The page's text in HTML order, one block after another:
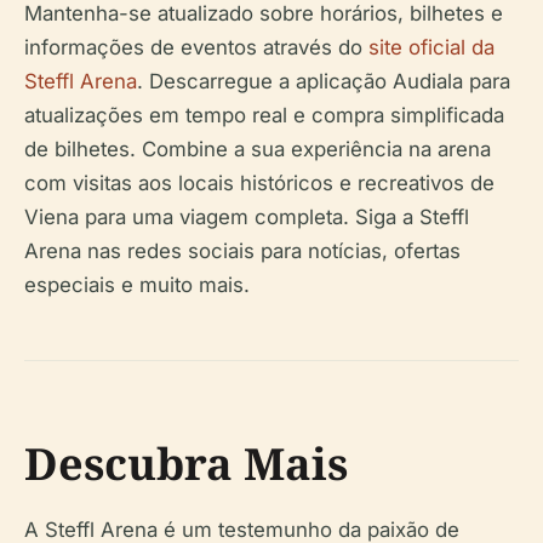
Mantenha-se atualizado sobre horários, bilhetes e
informações de eventos através do site oficial da
Steffl Arena. Descarregue a aplicação Audiala para
atualizações em tempo real e compra simplificada
de bilhetes. Combine a sua experiência na arena
com visitas aos locais históricos e recreativos de
Viena para uma viagem completa. Siga a Steffl
Arena nas redes sociais para notícias, ofertas
especiais e muito mais.
Descubra Mais
A Steffl Arena é um testemunho da paixão de